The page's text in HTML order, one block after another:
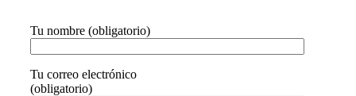
Tu nombre (obligatorio)
Tu correo electrónico
(obligatorio)